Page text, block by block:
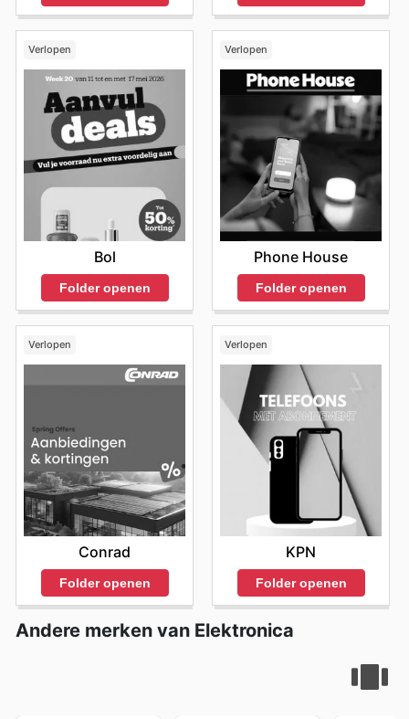
Verlopen
Bol
Folder openen
Verlopen
Phone House
Folder openen
Verlopen
Conrad
Folder openen
Verlopen
KPN
Folder openen
Andere merken van Elektronica